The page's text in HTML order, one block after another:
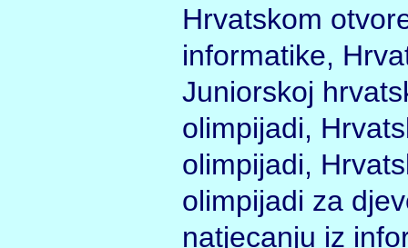
Hrvatskom
informatike,
Juniorskoj
olimpijadi,
olimpijadi,
olimpijadi za
natjecanju iz